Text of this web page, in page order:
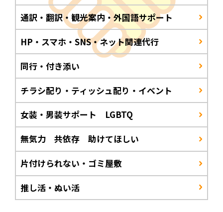
通訳・翻訳・観光案内・外国語サポート
HP・スマホ・SNS・ネット関連代行
同行・付き添い
チラシ配り・ティッシュ配り・イベント
女装・男装サポート LGBTQ
無気力 共依存 助けてほしい
片付けられない・ゴミ屋敷
推し活・ぬい活